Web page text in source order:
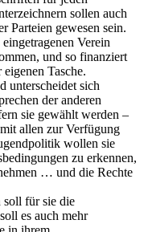
sollen auch
Parteien gewesen sein.
Verein
und so finanziert
Tasche.
unterscheidet sich
der anderen
sie gewählt werden –
allen zur Verfügung
wollen sie
zu erkennen,
… und die Rechte
soll für sie die
es auch mehr